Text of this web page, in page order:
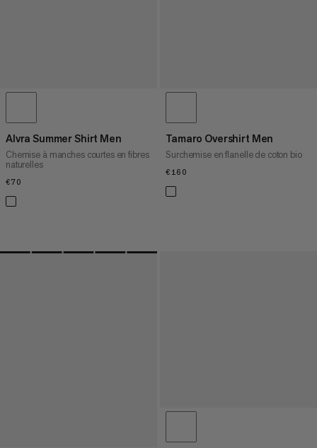
Alvra Summer Shirt Men
Chemise à manches courtes en fibres
naturelles
€70
Tamaro Overshirt Men
Surchemise en flanelle de coton bio
€160